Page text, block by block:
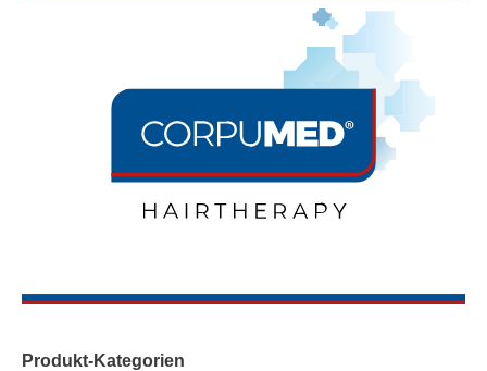
Produkt-Kategorien